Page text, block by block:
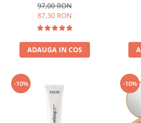
97,00 RON
87,30 RON
ADAUGA IN COS
-10% -10%